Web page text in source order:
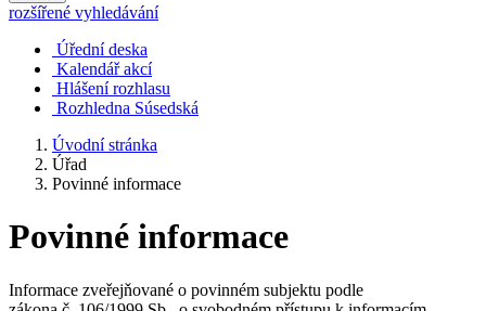
rozšířené vyhledávání
Úřední deska
Kalendář akcí
Hlášení rozhlasu
Rozhledna Súsedská
Úvodní stránka
Úřad
Povinné informace
Povinné informace
Informace zveřejňované o povinném subjektu podle